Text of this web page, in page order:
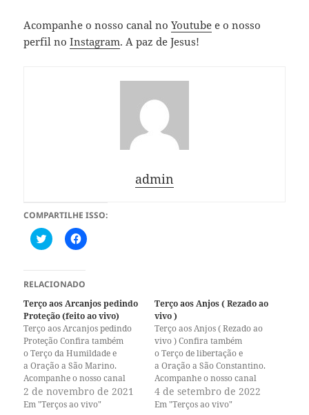
Acompanhe o nosso canal noYoutube e o nosso
perfil noInstagram. A paz de Jesus!
admin
COMPARTILHE ISSO:
C
l
u
e
p
a
r
a
c
o
m
p
a
r
t
i
l
h
C
l
u
e
p
a
r
a
c
o
m
p
a
r
t
i
l
h
RELACIONADO
Terço aos Arcanjos pedindo
Proteção (feito ao vivo)
Terço aos Arcanjos pedindo
Proteção Confira também
o Terço da Humildade e
a Oração a São Marino.
Acompanhe o nosso canal
no Youtube e o nosso perfil
no Instagram. A paz de Jesus!
2 de novembro de 2021
Em "Terços ao vivo"
Terço aos Anjos ( Rezado ao
vivo )
Terço aos Anjos ( Rezado ao
vivo ) Confira também
o Terço de libertação e
a Oração a São Constantino.
Acompanhe o nosso canal
no Youtube e o nosso perfil
no Instagram. A paz de Jesus!
4 de setembro de 2022
Em "Terços ao vivo"